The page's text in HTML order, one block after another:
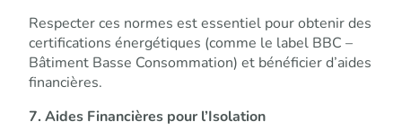
Respecter ces normes est essentiel pour obtenir des
certifications énergétiques (comme le label BBC –
Bâtiment Basse Consommation) et bénéficier d’aides
financières.
7. Aides Financières pour l’Isolation